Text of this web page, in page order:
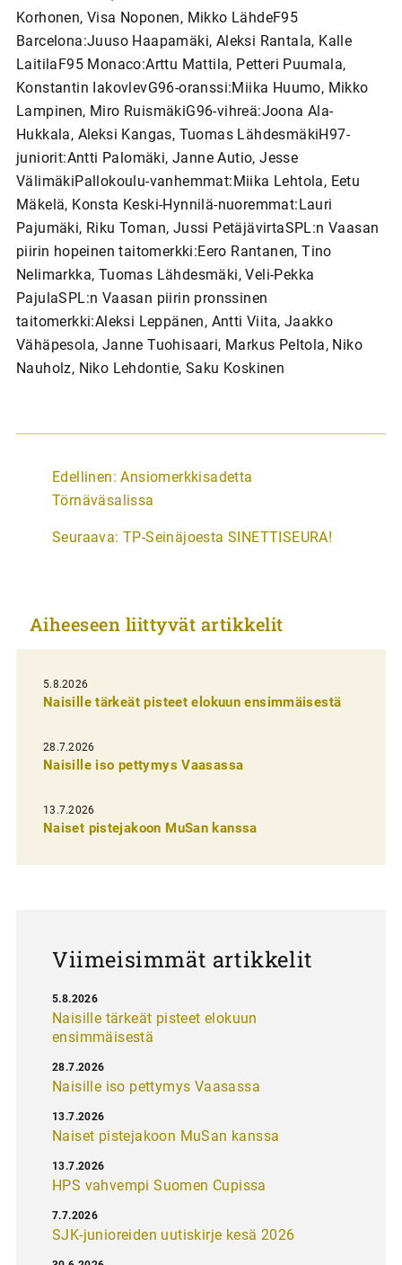
Korhonen, Visa Noponen, Mikko LähdeF95
Barcelona:Juuso Haapamäki, Aleksi Rantala, Kalle
LaitilaF95 Monaco:Arttu Mattila, Petteri Puumala,
Konstantin IakovlevG96-oranssi:Miika Huumo, Mikko
Lampinen, Miro RuismäkiG96-vihreä:Joona Ala-
Hukkala, Aleksi Kangas, Tuomas LähdesmäkiH97-
juniorit:Antti Palomäki, Janne Autio, Jesse
VälimäkiPallokoulu-vanhemmat:Miika Lehtola, Eetu
Mäkelä, Konsta Keski-Hynnilä-nuoremmat:Lauri
Pajumäki, Riku Toman, Jussi PetäjävirtaSPL:n Vaasan
piirin hopeinen taitomerkki:Eero Rantanen, Tino
Nelimarkka, Tuomas Lähdesmäki, Veli-Pekka
PajulaSPL:n Vaasan piirin pronssinen
taitomerkki:Aleksi Leppänen, Antti Viita, Jaakko
Vähäpesola, Janne Tuohisaari, Markus Peltola, Niko
Nauholz, Niko Lehdontie, Saku Koskinen
A
r
i
e
i
e
n
s
e
l
Edellinen: Ansiomerkkisadetta
Törnäväsalissa
Seuraava: TP-Seinäjoesta SINETTISEURA!
Aiheeseen liittyvät artikkelit
5.8.2026
Naisille tärkeät pisteet elokuun ensimmäisestä
28.7.2026
Naisille iso pettymys Vaasassa
13.7.2026
Naiset pistejakoon MuSan kanssa
Viimeisimmät artikkelit
Naisille tärkeät pisteet elokuun
ensimmäisestä
5.8.2026
Naisille iso pettymys Vaasassa
28.7.2026
Naiset pistejakoon MuSan kanssa
13.7.2026
HPS vahvempi Suomen Cupissa
13.7.2026
SJK-junioreiden uutiskirje kesä 2026
7.7.2026